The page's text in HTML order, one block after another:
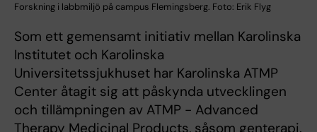
Forskning i labbmiljö på campus Flemingsberg. Foto: Erik Flyg
Som ett gemensamt initiativ mellan Karolinska
Institutet och Karolinska
Universitetssjukhuset har Karolinska ATMP
Center åtagit sig att påskynda utvecklingen
och tillämpningen av ATMP - Advanced
Therapy Medicinal Products, såsom genterapi.